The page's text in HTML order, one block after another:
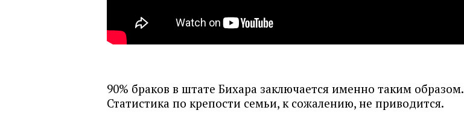
90% браков в штате Бихара заключается именно таким образом.
Статистика по крепости семьи, к сожалению, не приводится.